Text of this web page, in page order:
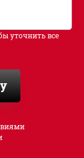
уточнить все